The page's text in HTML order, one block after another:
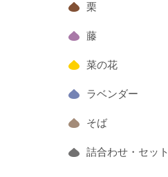
栗
藤
菜の花
ラベンダー
そば
詰合わせ・セット